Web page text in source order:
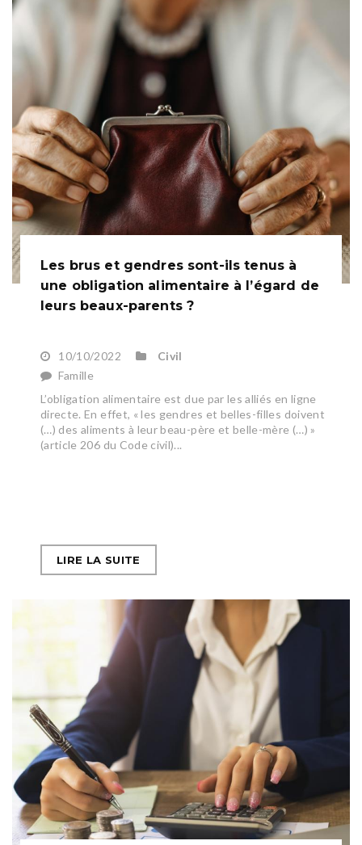
Les brus et gendres sont-ils tenus à
une obligation alimentaire à l’égard de
leurs beaux-parents ?
10/10/2022
Civil
Famille
L’obligation alimentaire est due par les alliés en ligne
directe. En effet, « les gendres et belles-filles doivent
(…) des aliments à leur beau-père et belle-mère (…) »
(article 206 du Code civil)...
LIRE LA SUITE